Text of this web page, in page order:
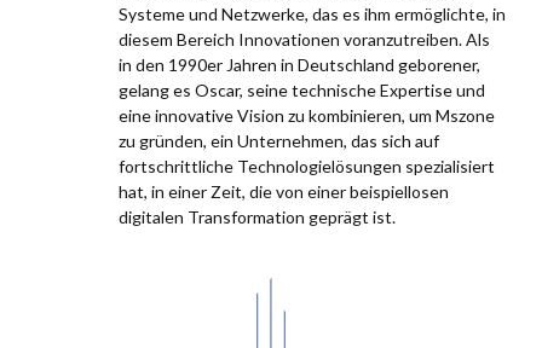
Systeme und Netzwerke, das es ihm ermöglichte, in
diesem Bereich Innovationen voranzutreiben. Als
in den 1990er Jahren in Deutschland geborener,
gelang es Oscar, seine technische Expertise und
eine innovative Vision zu kombinieren, um Mszone
zu gründen, ein Unternehmen, das sich auf
fortschrittliche Technologielösungen spezialisiert
hat, in einer Zeit, die von einer beispiellosen
digitalen Transformation geprägt ist.